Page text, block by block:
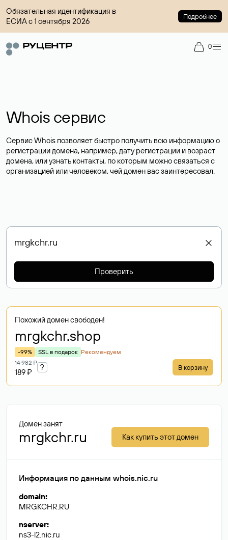
Обязательная идентификация в
ЕСИА с 1 сентября 2026
Подробнее
0
Whois сервис
Сервис Whois позволяет быстро получить всю информацию о
регистрации домена, например, дату регистрации и возраст
домена, или узнать контакты, по которым можно связаться с
организацией или человеком, чей домен вас заинтересовал.
Проверить
Похожий домен свободен!
mrgkchr.shop
-99% SSL в подарок Рекомендуем
14 982 ₽
189 ₽
? В корзину
Домен занят
mrgkchr.ru Как купить этот домен
Информация по данным whois.nic.ru
domain:
MRGKCHR.RU
nserver:
ns3-l2.nic.ru